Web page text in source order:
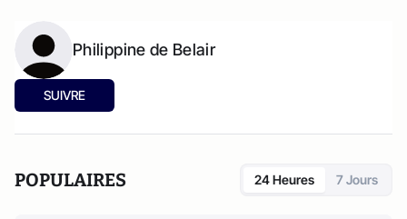
Philippine de Belair
SUIVRE
POPULAIRES 24 Heures 7 Jours